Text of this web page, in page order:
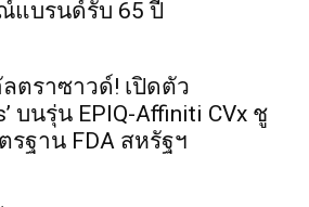
แบรนด์รับ 65 ปี
ตราซาวด์! เปิดตัว
บนรุ่น EPIQ-Affiniti CVx ชู
ฐาน FDA สหรัฐฯ